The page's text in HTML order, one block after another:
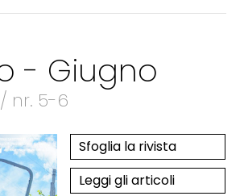
- Giugno
nr. 5-6
Sfoglia la rivista
Leggi gli articoli